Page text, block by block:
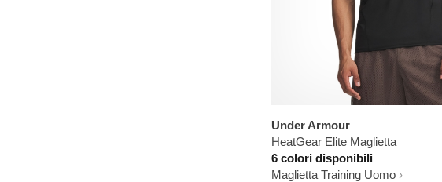
Under Armour
HeatGear Elite Maglietta
6 colori disponibili
Maglietta Training Uomo